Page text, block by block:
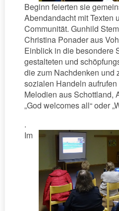
Beginn feierten sie
Abendandacht mit Texten
Communität. Gunhild
Christina Ponader aus
Einblick in die besondere
gestalteten und
die zum Nachdenken und
sozialen Handeln
Melodien aus Schottland,
„God welcomes all“ oder
.
Im